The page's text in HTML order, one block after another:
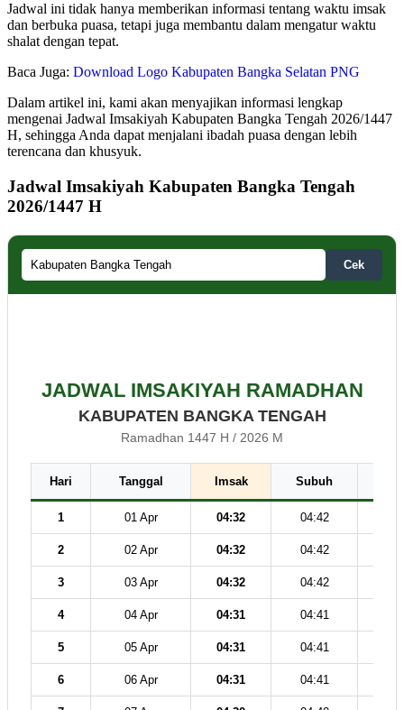
Jadwal ini tidak hanya memberikan informasi tentang waktu imsak
dan berbuka puasa, tetapi juga membantu dalam mengatur waktu
shalat dengan tepat.
Baca Juga: Download Logo Kabupaten Bangka Selatan PNG
Dalam artikel ini, kami akan menyajikan informasi lengkap
mengenai Jadwal Imsakiyah Kabupaten Bangka Tengah 2026/1447
H, sehingga Anda dapat menjalani ibadah puasa dengan lebih
terencana dan khusyuk.
Jadwal Imsakiyah Kabupaten Bangka Tengah
2026/1447 H
Cek
JADWAL IMSAKIYAH RAMADHAN
KABUPATEN BANGKA TENGAH
Ramadhan 1447 H / 2026 M
Hari Tanggal Imsak Subuh
1 01 Apr 04:32 04:42
2 02 Apr 04:32 04:42
3 03 Apr 04:32 04:42
4 04 Apr 04:31 04:41
5 05 Apr 04:31 04:41
6 06 Apr 04:31 04:41